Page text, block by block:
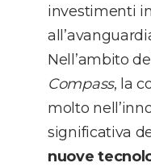
investimenti
Nell’ambito
Compass, la
molto
significativa
nuove